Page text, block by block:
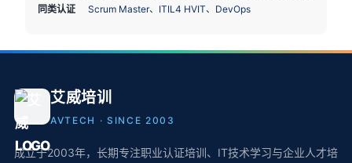
同类认证
Scrum Master、 ITIL4 HVIT、 DevOps
艾威培训
AVTECH · SINCE 2003
成立于2003年，长期专注职业认证培训、IT技术学习与企业人才培